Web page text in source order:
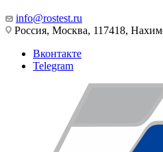
info@rostest.ru
Россия, Москва, 117418,
Вконтакте
Telegram